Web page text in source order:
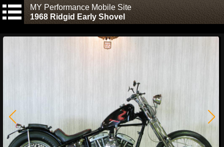
MY Performance Mobile Site
1968 Ridgid Early Shovel